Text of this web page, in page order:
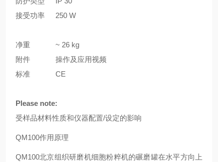
接受功率
250 W
净重
~ 26 kg
附件
操作及应用视频
标准
CE
Please note:
受样品材料性质和仪器配置/设定的影响
QM100作用原理
QM100北京组织研磨机细胞粉粹机的碾磨罐在水平方向上